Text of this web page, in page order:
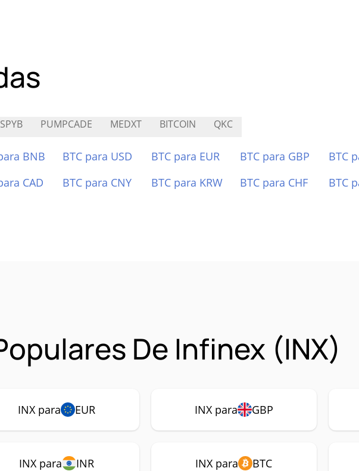
SPYB PUMPCADE MEDXT BITCOIN QKC
BNB BTC para USD BTC para EUR BTC para GBP BTC
CAD BTC para CNY BTC para KRW BTC para CHF BTC
De Infinex (INX)
INX para EUR INX para GBP
INX para INR INX para BTC